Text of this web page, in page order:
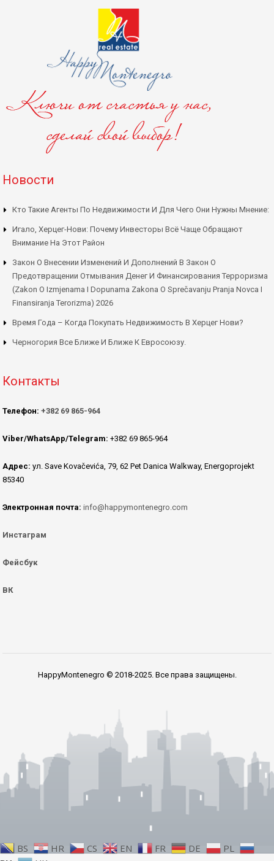
Новости
Кто Такие Агенты По Недвижимости И Для Чего Они Нужны Мнение:
Игало, Херцег-Нови: Почему Инвесторы Всё Чаще Обращают
Внимание На Этот Район
Закон О Внесении Изменений И Дополнений В Закон О
Предотвращении Отмывания Денег И Финансирования Терроризма
(Zakon O Izmjenama I Dopunama Zakona O Sprečavanju Pranja Novca I
Finansiranja Terorizma) 2026
Время Года – Когда Покупать Недвижимость В Херцег Нови?
Черногория Все Ближе И Ближе К Евросоюзу.
Контакты
Телефон: +382 69 865-964
Viber/WhatsApp/Telegram: +382 69 865-964
Адрес: ул. Save Kovačevića, 79, 62 Pet Danica Walkway, Energoprojekt
85340
Электронная почта: info@happymontenegro.com
Инстаграм
Фейсбук
ВК
HappyMontenegro © 2018-2025. Все права защищены.
BS HR CS EN FR DE
PL